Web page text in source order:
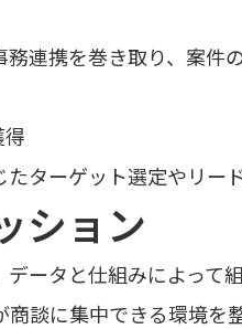
連携を巻き取り、案件
ターゲット選定やリー
ション
ータと仕組みによって
商談に集中できる環境